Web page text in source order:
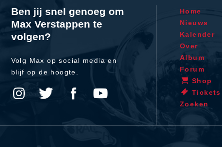
Ben jij snel genoeg om
Max Verstappen te
volgen?
Volg Max op social media en
blijf op de hoogte.
Home
Nieuws
Kalender
Over
Album
Forum
Shop
Tickets
Zoeken